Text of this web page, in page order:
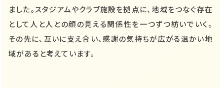
ました。スタジアムやクラブ施設を拠点に、地域をつなぐ存在
として人と人との顔の見える関係性を一つずつ紡いでいく。
その先に、互いに支え合い、感謝の気持ちが広がる温かい地
域があると考えています。